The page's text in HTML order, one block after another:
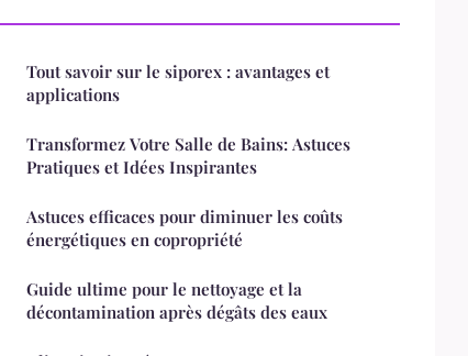
Tout savoir sur le siporex : avantages et
applications
Transformez Votre Salle de Bains: Astuces
Pratiques et Idées Inspirantes
Astuces efficaces pour diminuer les coûts
énergétiques en copropriété
Guide ultime pour le nettoyage et la
décontamination après dégâts des eaux